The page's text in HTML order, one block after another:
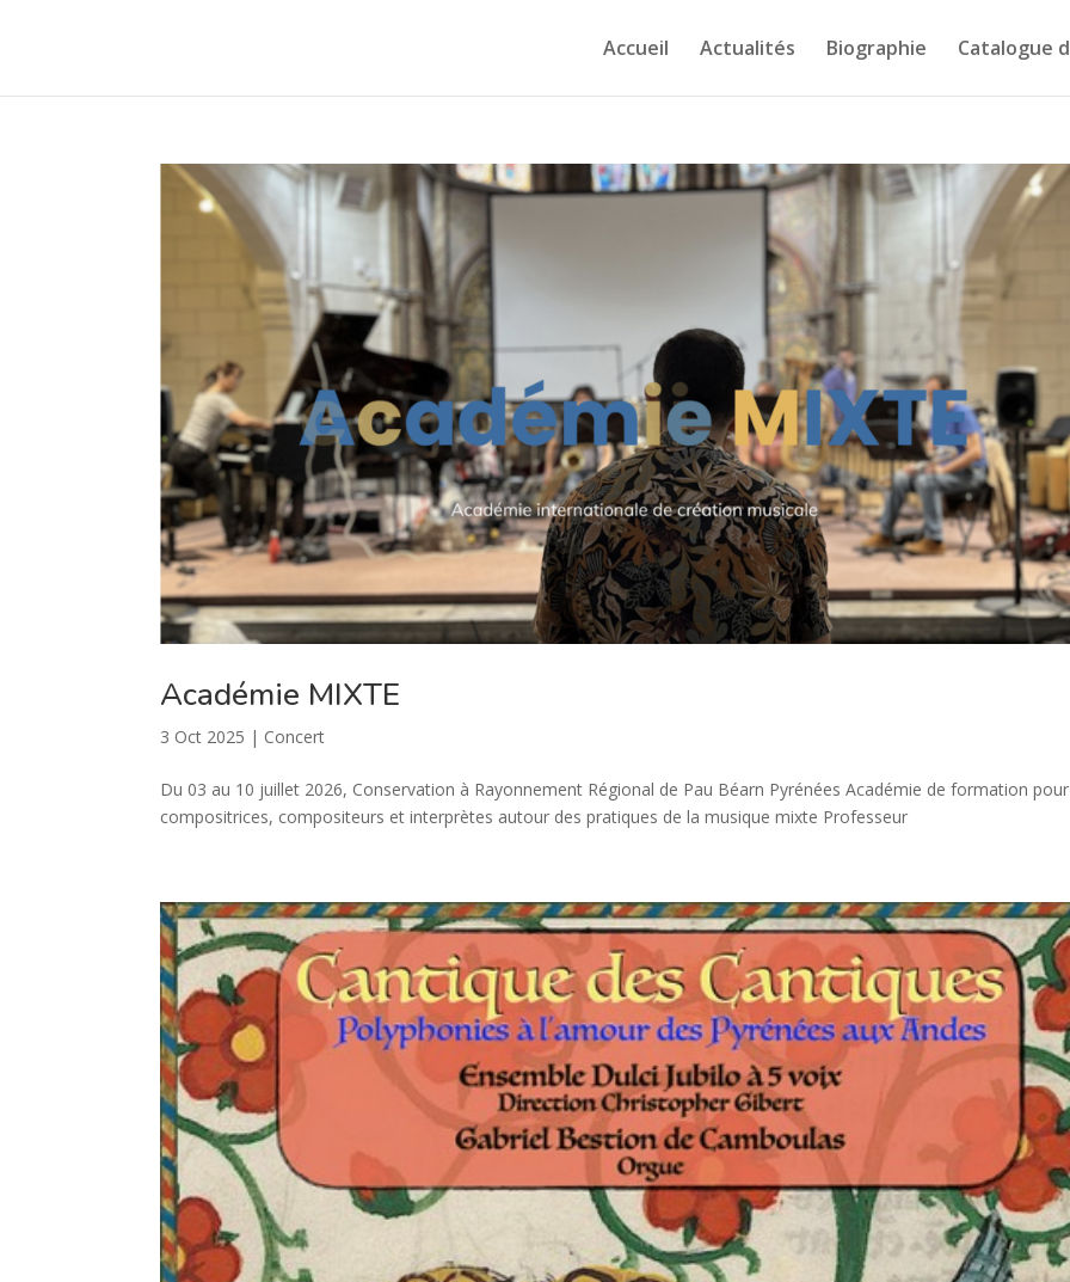
Accueil Actualités Biographie Catalogue
Académie MIXTE
3 Oct 2025 | Concert
Du 03 au 10 juillet 2026, Conservation à Rayonnement Régional de Pau Béarn Pyrénées Académie de formation pour
compositrices, compositeurs et interprètes autour des pratiques de la musique mixte Professeur